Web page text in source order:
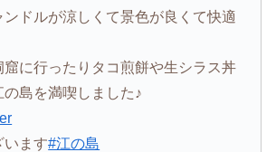
ドルが涼しくて景色が良くて快適
に行ったりタコ煎餅や生シラス丼
の島を満喫しました♪
います#江の島